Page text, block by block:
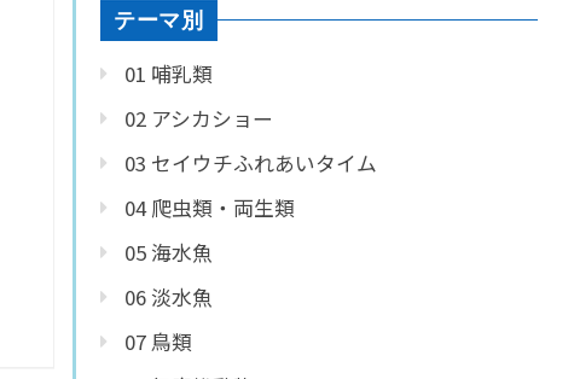
テーマ別
01 哺乳類
02 アシカショー
03 セイウチふれあいタイム
04 爬虫類・両生類
05 海水魚
06 淡水魚
07 鳥類